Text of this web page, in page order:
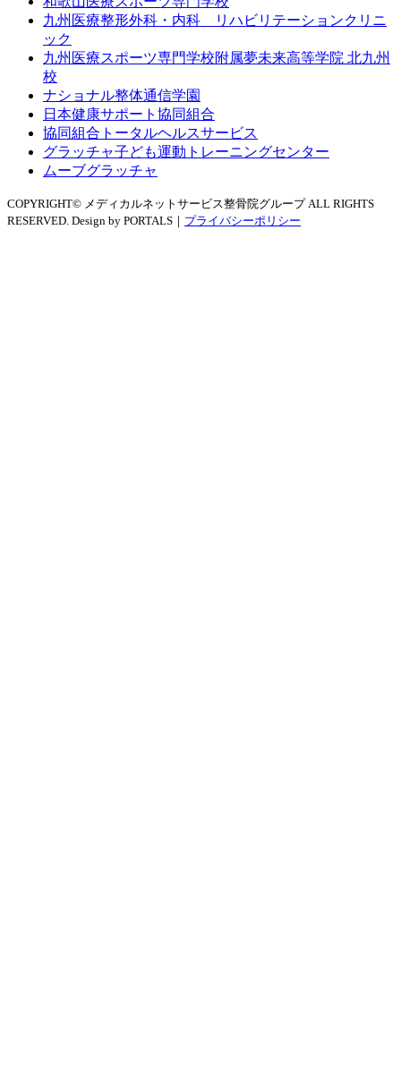
九州医療整形外科・内科 リハビリテーションクリニ
ック
九州医療スポーツ専門学校附属夢未来高等学院 北九州
校
ナショナル整体通信学園
日本健康サポート協同組合
協同組合トータルヘルスサービス
グラッチャ子ども運動トレーニングセンター
ムーブグラッチャ
COPYRIGHT© メディカルネットサービス整骨院グループ ALL RIGHTS
RESERVED. Design by PORTALS｜ プライバシーポリシー